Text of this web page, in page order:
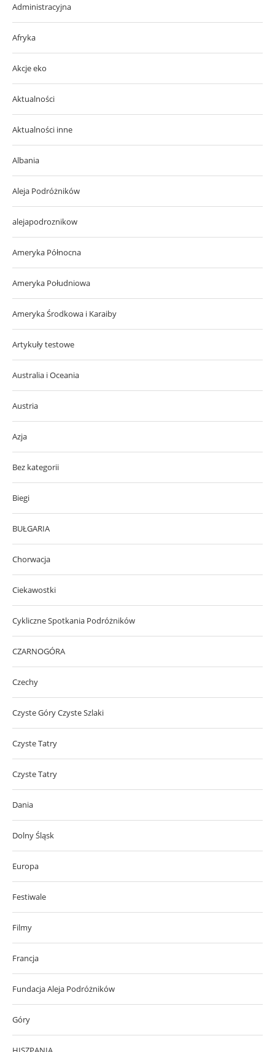
Administracyjna
Afryka
Akcje eko
Aktualności
Aktualności inne
Albania
Aleja Podróżników
alejapodroznikow
Ameryka Północna
Ameryka Południowa
Ameryka Środkowa i Karaiby
Artykuły testowe
Australia i Oceania
Austria
Azja
Bez kategorii
Biegi
BUŁGARIA
Chorwacja
Ciekawostki
Cykliczne Spotkania Podróżników
CZARNOGÓRA
Czechy
Czyste Góry Czyste Szlaki
Czyste Tatry
Czyste Tatry
Dania
Dolny Śląsk
Europa
Festiwale
Filmy
Francja
Fundacja Aleja Podróżników
Góry